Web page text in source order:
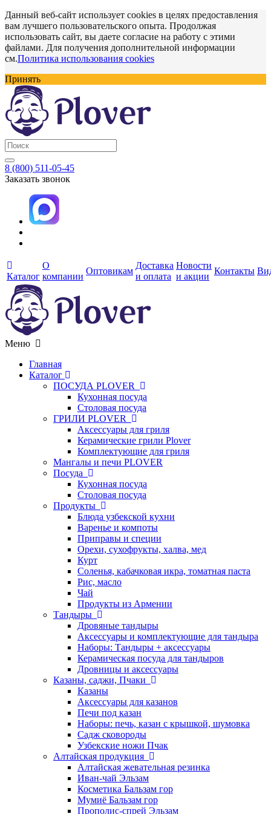
Данный веб-сайт использует cookies в целях предоставления
вам лучшего пользовательского опыта. Продолжая
использовать сайт, вы даете согласие на работу с этими
файлами. Для получения дополнительной информации
см.Политика использования cookies
Принять
8 (800) 511-05-45
Заказать звонок
Каталог
О
компании
Оптовикам
Доставка
и оплата
Новости
и акции
Контакты
Меню
Главная
Каталог
ПОСУДА PLOVER
Кухонная посуда
Столовая посуда
ГРИЛИ PLOVER
Аксессуары для гриля
Керамические грили Plover
Комплектующие для гриля
Мангалы и печи PLOVER
Посуда
Кухонная посуда
Столовая посуда
Продукты
Блюда узбекской кухни
Варенье и компоты
Приправы и специи
Орехи, сухофрукты, халва, мед
Курт
Соленья, кабачковая икра, томатная паста
Рис, масло
Чай
Продукты из Армении
Тандыры
Дровяные тандыры
Аксессуары и комплектующие для тандыра
Наборы: Тандыры + аксессуары
Керамическая посуда для тандыров
Дровницы и аксессуары
Казаны, саджи, Пчаки
Казаны
Аксессуары для казанов
Печи под казан
Наборы: печь, казан с крышкой, шумовка
Садж сковороды
Узбекские ножи Пчак
Алтайская продукция
Алтайская жевательная резинка
Иван-чай Эльзам
Косметика Бальзам гор
Мумиё Бальзам гор
Прополис-спрей Эльзам